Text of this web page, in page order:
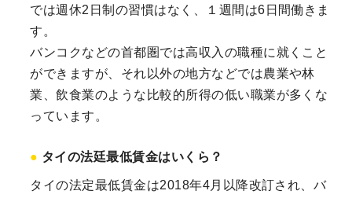
では週休2日制の習慣はなく、１週間は6日間働きま
す。
バンコクなどの首都圏では高収入の職種に就くこと
ができますが、それ以外の地方などでは農業や林
業、飲食業のような比較的所得の低い職業が多くな
っています。
タイの法廷最低賃金はいくら？
タイの法定最低賃金は2018年4月以降改訂され、バ